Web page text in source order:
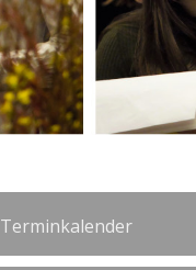
Terminkalender